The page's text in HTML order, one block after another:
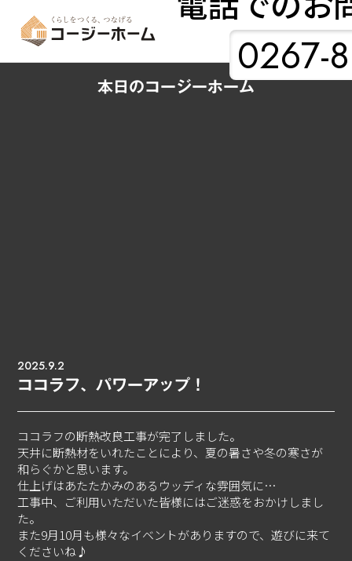
0267-
2025.9.2
ココラフ、パワーアップ！
ココラフの断熱改良工事が完了しました。
天井に断熱材をいれたことにより、夏の暑さや冬の寒さが
和らぐかと思います。
仕上げはあたたかみのあるウッディな雰囲気に…
工事中、ご利用いただいた皆様にはご迷惑をおかけしまし
た。
また9月10月も様々なイベントがありますので、遊びに来て
くださいね♪
本日のコージーホーム